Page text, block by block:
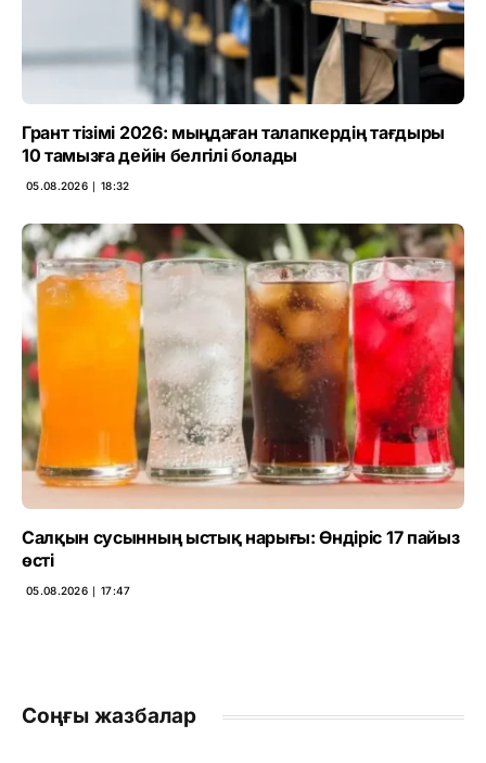
Грант тізімі 2026: мыңдаған талапкердің тағдыры
10 тамызға дейін белгілі болады
05.08.2026 ∣ 18:32
Салқын сусынның ыстық нарығы: Өндіріс 17 пайыз
өсті
05.08.2026 ∣ 17:47
Соңғы жазбалар